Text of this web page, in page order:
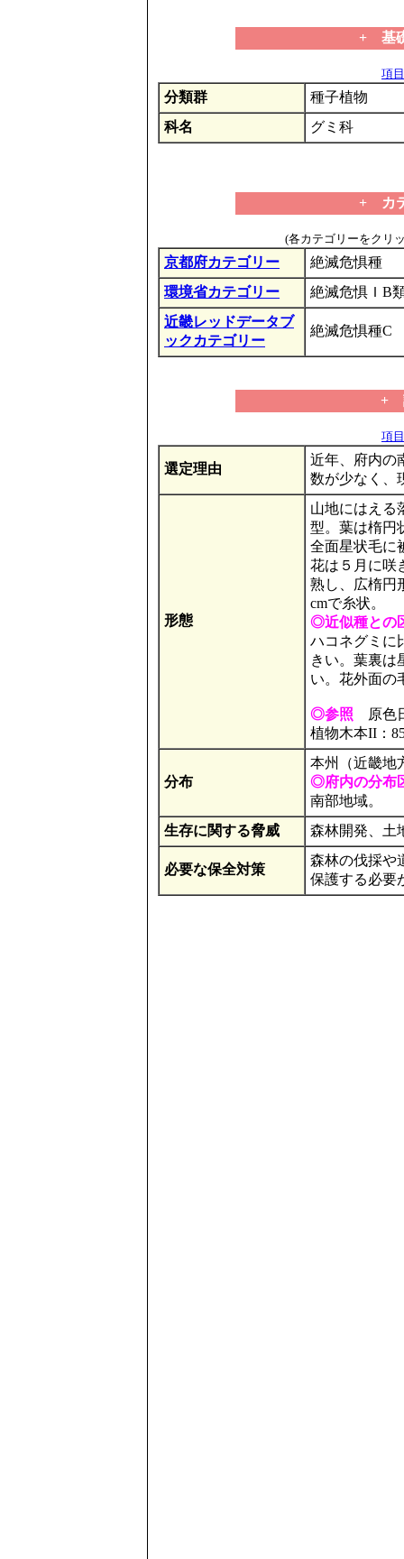
+ 基
項
分類群
種子植物
科名
グミ科
+ カ
(各カテゴリーをクリ
京都府カテゴリー
絶滅危惧種
環境省カテゴリー
絶滅危惧ＩB
近畿レッドデータブ
ックカテゴリー
絶滅危惧種C
+
項
選定理由
近年、府内の
数が少なく、
形態
山地にはえる
型。葉は楕円
全面星状毛に
花は５月に咲
熟し、広楕円
cmで糸状。
◎近似種との
ハコネグミに
きい。葉裏は
い。花外面の
◎参照 原色
植物木本II：
分布
本州（近畿地
◎府内の分布
南部地域。
生存に関する脅威
森林開発、土
必要な保全対策
森林の伐採や
保護する必要